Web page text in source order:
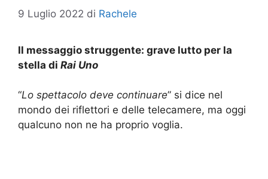
9 Luglio 2022 di Rachele
Il messaggio struggente: grave lutto per la
stella di Rai Uno
“Lo spettacolo deve continuare” si dice nel
mondo dei riflettori e delle telecamere, ma oggi
qualcuno non ne ha proprio voglia.